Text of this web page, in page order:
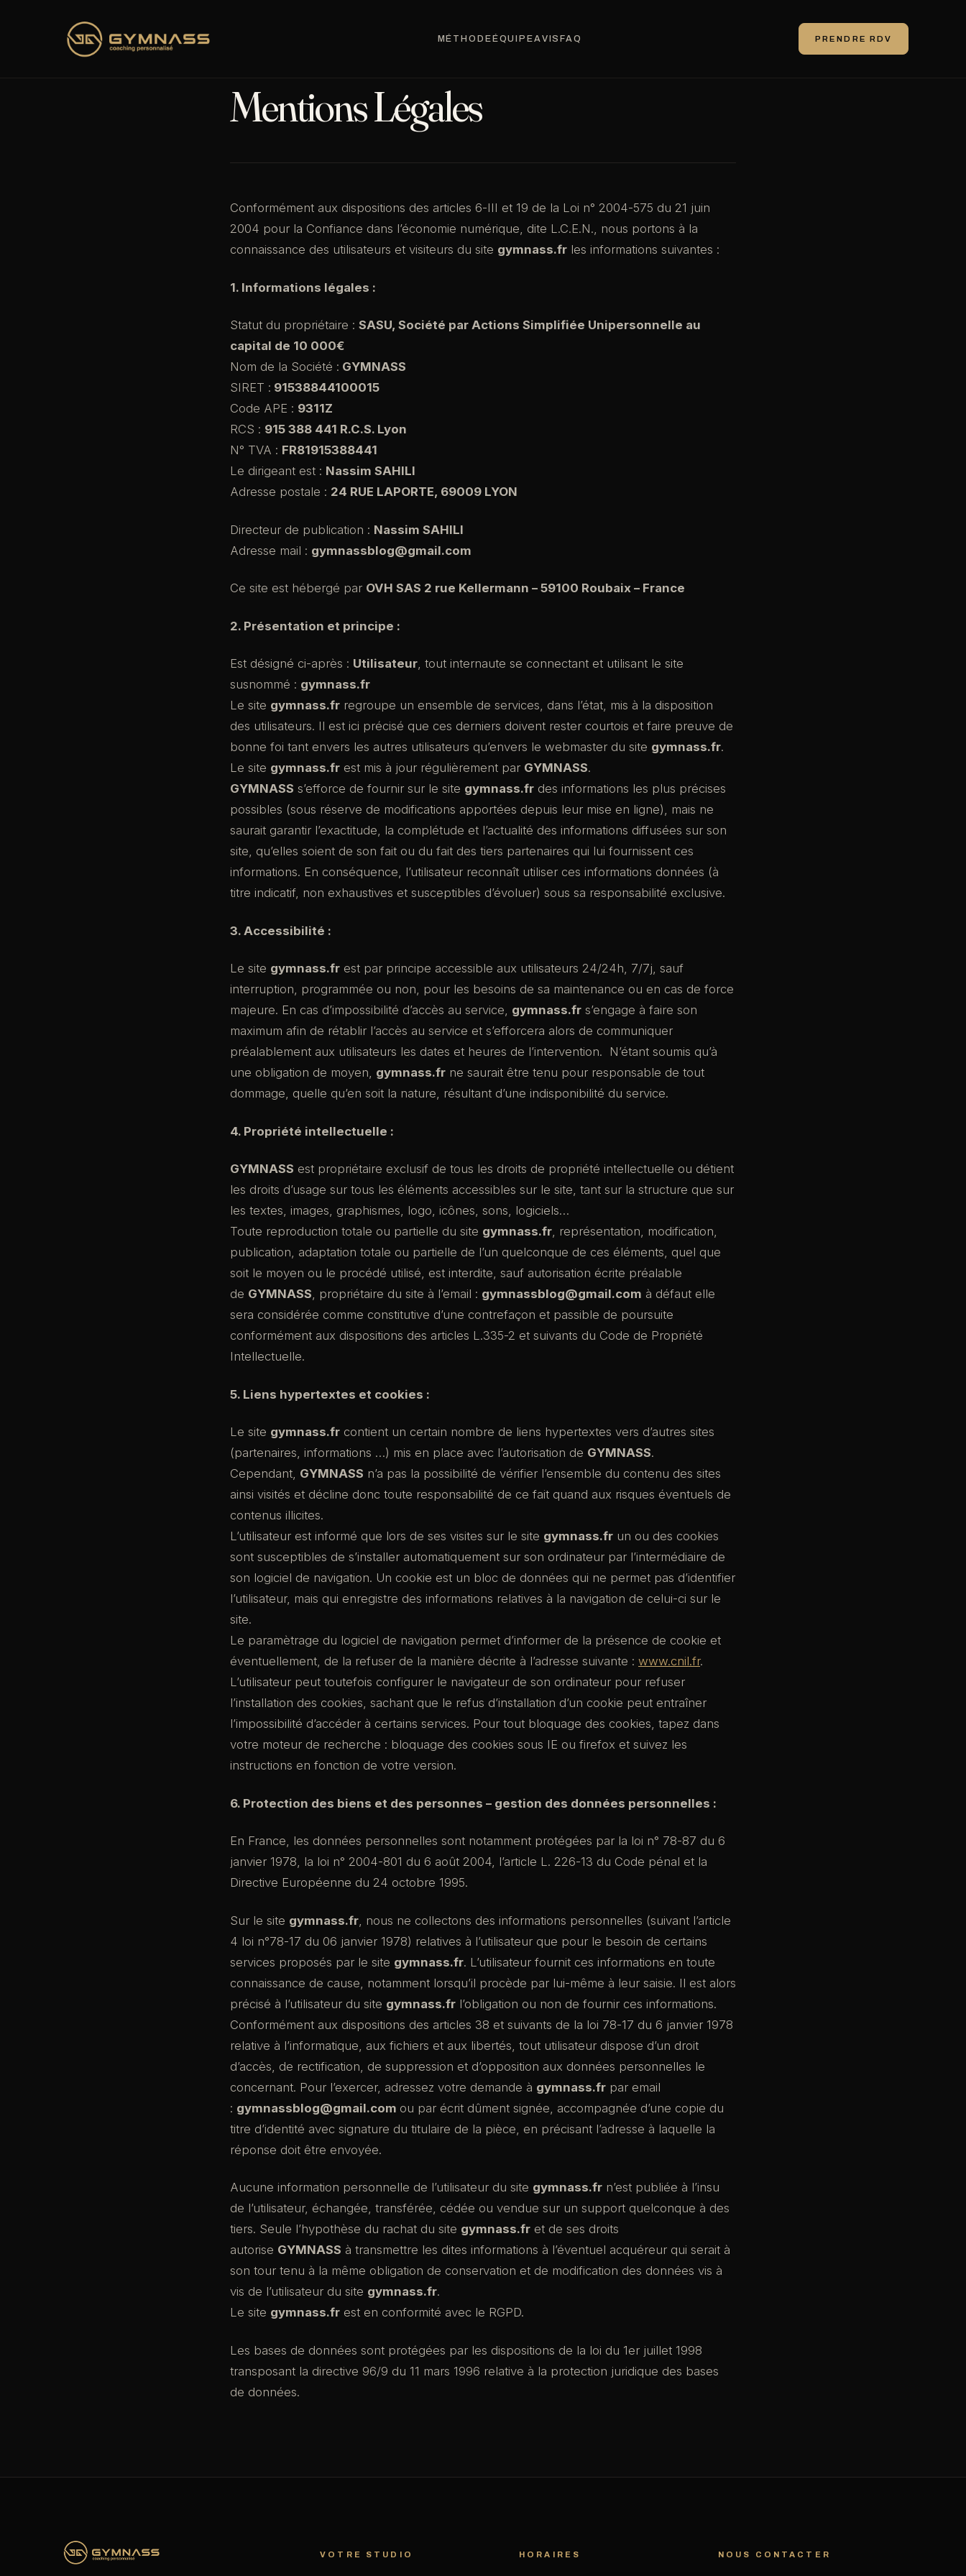
MÉTHODEÉQUIPEAVISFAQ PRENDRE RDV
Mentions Légales
Conformément aux dispositions des articles 6-III et 19 de la Loi n° 2004-575 du 21 juin
2004 pour la Confiance dans l’économie numérique, dite L.C.E.N., nous portons à la
connaissance des utilisateurs et visiteurs du site gymnass.fr les informations suivantes :
1. Informations légales :
Statut du propriétaire : SASU, Société par Actions Simplifiée Unipersonnelle au
capital de 10 000€
Nom de la Société : GYMNASS
SIRET : 91538844100015
Code APE : 9311Z
RCS : 915 388 441 R.C.S. Lyon
N° TVA : FR81915388441
Le dirigeant est : Nassim SAHILI
Adresse postale : 24 RUE LAPORTE, 69009 LYON
Directeur de publication : Nassim SAHILI
Adresse mail : gymnassblog@gmail.com
Ce site est hébergé par OVH SAS 2 rue Kellermann – 59100 Roubaix – France
2. Présentation et principe :
Est désigné ci-après : Utilisateur, tout internaute se connectant et utilisant le site
susnommé : gymnass.fr
Le site gymnass.fr regroupe un ensemble de services, dans l’état, mis à la disposition
des utilisateurs. Il est ici précisé que ces derniers doivent rester courtois et faire preuve de
bonne foi tant envers les autres utilisateurs qu’envers le webmaster du site gymnass.fr.
Le site gymnass.fr est mis à jour régulièrement par GYMNASS.
GYMNASS s’efforce de fournir sur le site gymnass.fr des informations les plus précises
possibles (sous réserve de modifications apportées depuis leur mise en ligne), mais ne
saurait garantir l’exactitude, la complétude et l’actualité des informations diffusées sur son
site, qu’elles soient de son fait ou du fait des tiers partenaires qui lui fournissent ces
informations. En conséquence, l’utilisateur reconnaît utiliser ces informations données (à
titre indicatif, non exhaustives et susceptibles d’évoluer) sous sa responsabilité exclusive.
3. Accessibilité :
Le site gymnass.fr est par principe accessible aux utilisateurs 24/24h, 7/7j, sauf
interruption, programmée ou non, pour les besoins de sa maintenance ou en cas de force
majeure. En cas d’impossibilité d’accès au service, gymnass.fr s’engage à faire son
maximum afin de rétablir l’accès au service et s’efforcera alors de communiquer
préalablement aux utilisateurs les dates et heures de l’intervention. N’étant soumis qu’à
une obligation de moyen, gymnass.fr ne saurait être tenu pour responsable de tout
dommage, quelle qu’en soit la nature, résultant d’une indisponibilité du service.
4. Propriété intellectuelle :
GYMNASS est propriétaire exclusif de tous les droits de propriété intellectuelle ou détient
les droits d’usage sur tous les éléments accessibles sur le site, tant sur la structure que sur
les textes, images, graphismes, logo, icônes, sons, logiciels…
Toute reproduction totale ou partielle du site gymnass.fr, représentation, modification,
publication, adaptation totale ou partielle de l’un quelconque de ces éléments, quel que
soit le moyen ou le procédé utilisé, est interdite, sauf autorisation écrite préalable
de GYMNASS, propriétaire du site à l’email : gymnassblog@gmail.com à défaut elle
sera considérée comme constitutive d’une contrefaçon et passible de poursuite
conformément aux dispositions des articles L.335-2 et suivants du Code de Propriété
Intellectuelle.
5. Liens hypertextes et cookies :
Le site gymnass.fr contient un certain nombre de liens hypertextes vers d’autres sites
(partenaires, informations …) mis en place avec l’autorisation de GYMNASS.
Cependant, GYMNASS n’a pas la possibilité de vérifier l’ensemble du contenu des sites
ainsi visités et décline donc toute responsabilité de ce fait quand aux risques éventuels de
contenus illicites.
L’utilisateur est informé que lors de ses visites sur le site gymnass.fr un ou des cookies
sont susceptibles de s’installer automatiquement sur son ordinateur par l’intermédiaire de
son logiciel de navigation. Un cookie est un bloc de données qui ne permet pas d’identifier
l’utilisateur, mais qui enregistre des informations relatives à la navigation de celui-ci sur le
site.
Le paramètrage du logiciel de navigation permet d’informer de la présence de cookie et
éventuellement, de la refuser de la manière décrite à l’adresse suivante : www.cnil.fr.
L’utilisateur peut toutefois configurer le navigateur de son ordinateur pour refuser
l’installation des cookies, sachant que le refus d’installation d’un cookie peut entraîner
l’impossibilité d’accéder à certains services. Pour tout bloquage des cookies, tapez dans
votre moteur de recherche : bloquage des cookies sous IE ou firefox et suivez les
instructions en fonction de votre version.
6. Protection des biens et des personnes – gestion des données personnelles :
En France, les données personnelles sont notamment protégées par la loi n° 78-87 du 6
janvier 1978, la loi n° 2004-801 du 6 août 2004, l’article L. 226-13 du Code pénal et la
Directive Européenne du 24 octobre 1995.
Sur le site gymnass.fr , nous ne collectons des informations personnelles (suivant l’article
4 loi n°78-17 du 06 janvier 1978) relatives à l’utilisateur que pour le besoin de certains
services proposés par le site gymnass.fr. L’utilisateur fournit ces informations en toute
connaissance de cause, notamment lorsqu’il procède par lui-même à leur saisie. Il est alors
précisé à l’utilisateur du site gymnass.fr l’obligation ou non de fournir ces informations.
Conformément aux dispositions des articles 38 et suivants de la loi 78-17 du 6 janvier 1978
relative à l’informatique, aux fichiers et aux libertés, tout utilisateur dispose d’un droit
d’accès, de rectification, de suppression et d’opposition aux données personnelles le
concernant. Pour l’exercer, adressez votre demande à gymnass.fr par email
: gymnassblog@gmail.com ou par écrit dûment signée, accompagnée d’une copie du
titre d’identité avec signature du titulaire de la pièce, en précisant l’adresse à laquelle la
réponse doit être envoyée.
Aucune information personnelle de l’utilisateur du site gymnass.fr n’est publiée à l’insu
de l’utilisateur, échangée, transférée, cédée ou vendue sur un support quelconque à des
tiers. Seule l’hypothèse du rachat du site gymnass.fr et de ses droits
autorise GYMNASS à transmettre les dites informations à l’éventuel acquéreur qui serait à
son tour tenu à la même obligation de conservation et de modification des données vis à
vis de l’utilisateur du site gymnass.fr.
Le site gymnass.fr est en conformité avec le RGPD.
Les bases de données sont protégées par les dispositions de la loi du 1er juillet 1998
transposant la directive 96/9 du 11 mars 1996 relative à la protection juridique des bases
de données.
VOTRE STUDIO HORAIRES NOUS CONTACTER